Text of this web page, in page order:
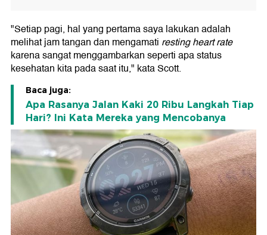
"Setiap pagi, hal yang pertama saya lakukan adalah
melihat jam tangan dan mengamati resting heart rate
karena sangat menggambarkan seperti apa status
kesehatan kita pada saat itu," kata Scott.
Baca juga:
Apa Rasanya Jalan Kaki 20 Ribu Langkah Tiap
Hari? Ini Kata Mereka yang Mencobanya